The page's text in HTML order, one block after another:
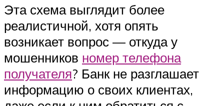
Эта схема выглядит более
реалистичной, хотя опять
возникает вопрос — откуда у
мошенников номер телефона
получателя? Банк не разглашает
информацию о своих клиентах,